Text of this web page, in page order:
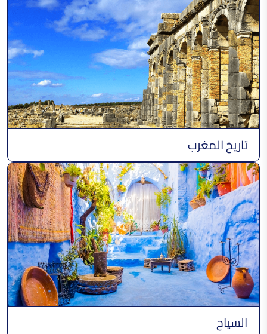
موسيقى الجهجوكة
صناعة الجلابة الوزانية
الفخار النسوي بمنطقة الريف
تاريخ المغرب
السياح